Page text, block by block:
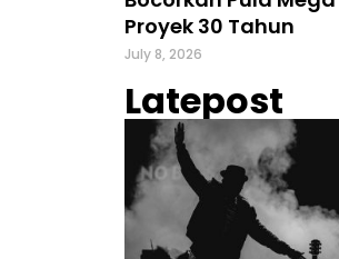
Proyek 30 Tahun
July 8, 2026
Latepost